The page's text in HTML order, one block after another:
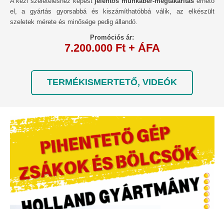
el, a gyártás gyorsabbá és kiszámíthatóbbá válik, az elkészült
szeletek mérete és minősége pedig állandó.
Promóciós ár:
7.200.000 Ft + ÁFA
TERMÉKISMERTETŐ, VIDEÓK